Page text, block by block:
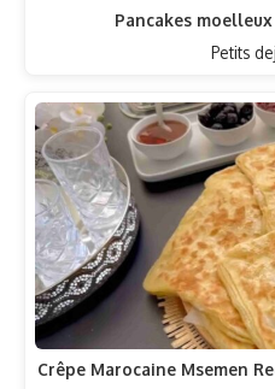
Pancakes
Petits
Crêpe Marocaine Msemen